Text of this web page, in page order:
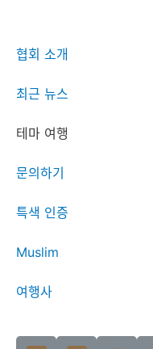
협회 소개
최근 뉴스
테마 여행
문의하기
특색 인증
Muslim
여행사